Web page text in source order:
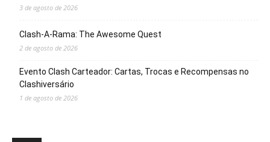
3 de agosto de 2026
Clash-A-Rama: The Awesome Quest
2 de agosto de 2026
Evento Clash Carteador: Cartas, Trocas e Recompensas no
Clashiversário
1 de agosto de 2026